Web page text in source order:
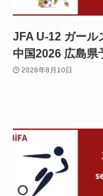
JFA U-12 ガール
中国2026 広島県
2026年8月10日